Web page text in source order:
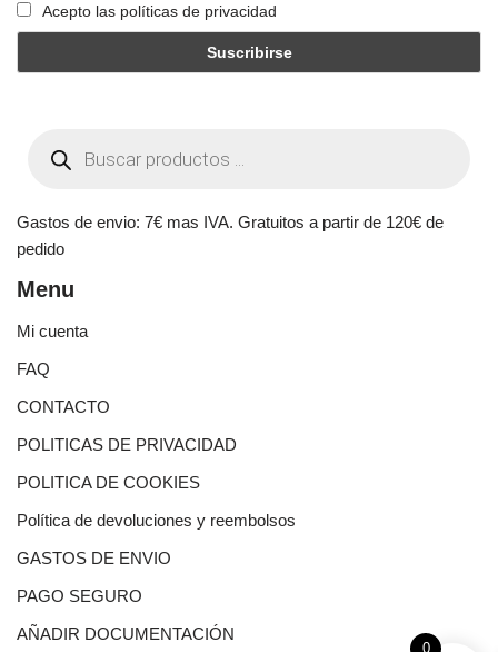
Acepto las políticas de privacidad
Gastos de envio: 7€ mas IVA. Gratuitos a partir de 120€ de
pedido
Menu
Mi cuenta
FAQ
CONTACTO
POLITICAS DE PRIVACIDAD
POLITICA DE COOKIES
Política de devoluciones y reembolsos
GASTOS DE ENVIO
PAGO SEGURO
AÑADIR DOCUMENTACIÓN
0